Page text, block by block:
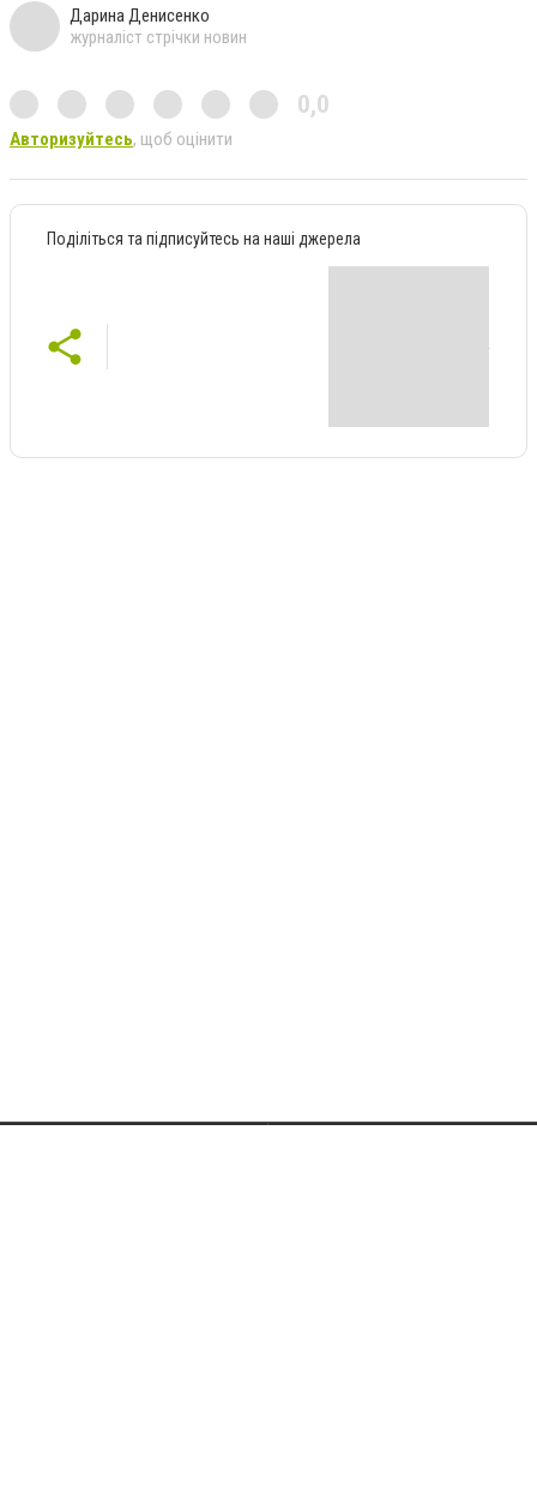
Дарина Денисенко
журналіст стрічки новин
0,0
Авторизуйтесь, щоб оцінити
Поділіться та підписуйтесь на наші джерела